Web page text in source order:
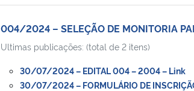
004/2024 – SELEÇÃO DE MONITORIA
Ultimas publicações: (total de 2 itens)
30/07/2024 – EDITAL 004 – 2004 – Link
30/07/2024 – FORMULÁRIO DE